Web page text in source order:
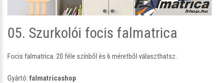
05. Szurkolói focis falmatrica
Focis falmatrica. 20 féle színből és 6 méretből választhatsz.
Gyártó: falmatricashop